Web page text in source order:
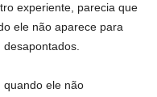
experiente, parecia que
ele não aparece para
quando ele não